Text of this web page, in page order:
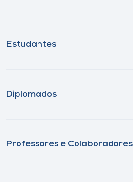
Estudantes
Diplomados
Professores e Colaboradores